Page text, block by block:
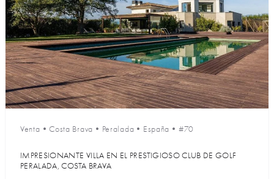
Venta •Costa Brava • Peralada • España • #70
IMPRESIONANTE VILLA EN EL PRESTIGIOSO CLUB DE GOLF
PERALADA, COSTA BRAVA